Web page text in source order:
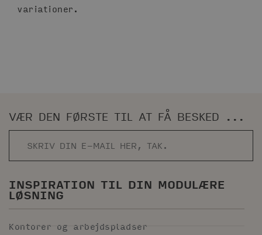
variationer.
VÆR DEN FØRSTE TIL AT FÅ BESKED ...
INSPIRATION TIL DIN MODULÆRE
LØSNING
Kontorer og arbejdspladser